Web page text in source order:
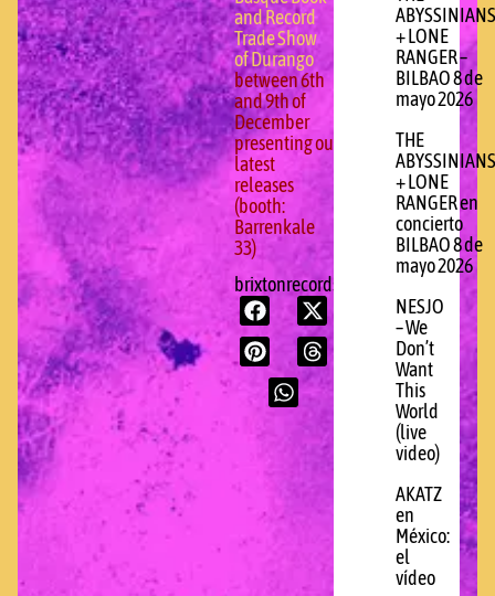
and Record
Trade Show
of Durango
between 6th
and 9th of
December
presenting our
latest
releases
(booth:
Barrenkale
33)
brixtonrecords.com
ABYSSINIANS
+ LONE
RANGER –
BILBAO 8 de
mayo 2026
THE
ABYSSINIANS
+ LONE
RANGER en
concierto
BILBAO 8 de
mayo 2026
NESJO
– We
Don’t
Want
This
World
(live
video)
AKATZ
en
México:
el
vídeo